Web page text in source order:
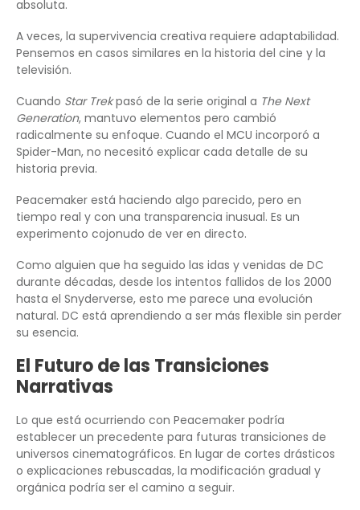
absoluta.
A veces, la supervivencia creativa requiere adaptabilidad.
Pensemos en casos similares en la historia del cine y la
televisión.
Cuando Star Trekpasó de la serie original a The Next
Generation, mantuvo elementos pero cambió
radicalmente su enfoque. Cuando el MCU incorporó a
Spider-Man, no necesitó explicar cada detalle de su
historia previa.
Peacemaker está haciendo algo parecido, pero en
tiempo real y con una transparencia inusual. Es un
experimento cojonudo de ver en directo.
Como alguien que ha seguido las idas y venidas de DC
durante décadas, desde los intentos fallidos de los 2000
hasta el Snyderverse, esto me parece una evolución
natural. DC está aprendiendo a ser más flexible sin perder
su esencia.
El Futuro de las Transiciones
Narrativas
Lo que está ocurriendo con Peacemaker podría
establecer un precedente para futuras transiciones de
universos cinematográficos. En lugar de cortes drásticos
o explicaciones rebuscadas, la modificación gradual y
orgánica podría ser el camino a seguir.